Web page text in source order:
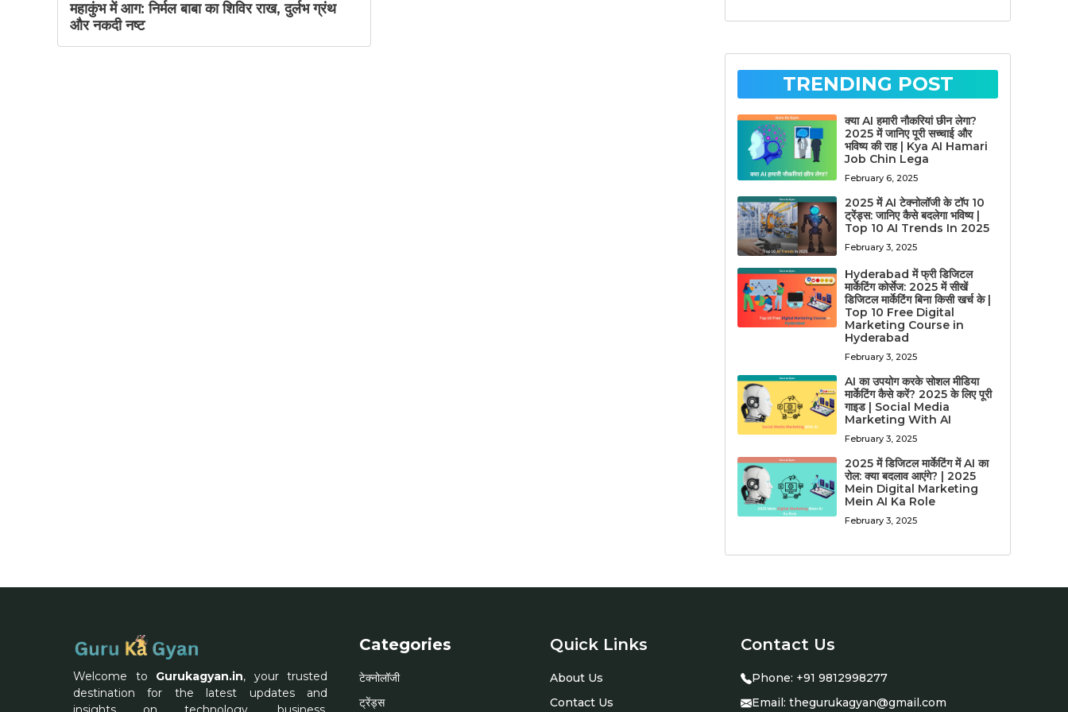
महाकुंभ में आग: निर्मल बाबा का शिविर राख, दुर्लभ ग्रंथ
और नकदी नष्ट
TRENDING POST
क्या AI हमारी नौकरियां छीन लेगा?
2025 में जानिए पूरी सच्चाई और
भविष्य की राह | Kya AI Hamari
Job Chin Lega
February 6, 2025
2025 में AI टेक्नोलॉजी के टॉप 10
ट्रेंड्स: जानिए कैसे बदलेगा भविष्य |
Top 10 AI Trends In 2025
February 3, 2025
Hyderabad में फ्री डिजिटल
मार्केटिंग कोर्सेज: 2025 में सीखें
डिजिटल मार्केटिंग बिना किसी खर्च के |
Top 10 Free Digital
Marketing Course in
Hyderabad
February 3, 2025
AI का उपयोग करके सोशल मीडिया
मार्केटिंग कैसे करें? 2025 के लिए पूरी
गाइड | Social Media
Marketing With AI
February 3, 2025
2025 में डिजिटल मार्केटिंग में AI का
रोल: क्या बदलाव आएंगे? | 2025
Mein Digital Marketing
Mein AI Ka Role
February 3, 2025
Welcome to Gurukagyan.in, your trusted
destination for the latest updates and
Categories
टेक्नोलॉजी
ट्रेंड्स
Quick Links
About Us
Contact Us
Contact Us
Phone: +91 9812998277
Email: thegurukagyan@gmail.com